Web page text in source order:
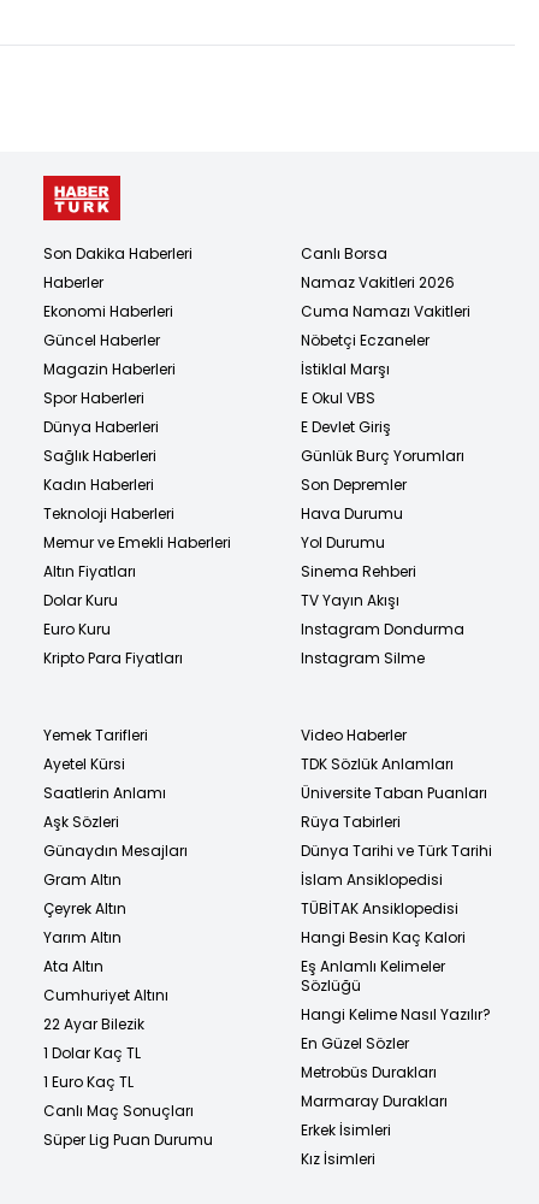
Son Dakika Haberleri
Haberler
Ekonomi Haberleri
Güncel Haberler
Magazin Haberleri
Spor Haberleri
Dünya Haberleri
Sağlık Haberleri
Kadın Haberleri
Teknoloji Haberleri
Memur ve Emekli Haberleri
Altın Fiyatları
Dolar Kuru
Euro Kuru
Kripto Para Fiyatları
Canlı Borsa
Namaz Vakitleri 2026
Cuma Namazı Vakitleri
Nöbetçi Eczaneler
İstiklal Marşı
E Okul VBS
E Devlet Giriş
Günlük Burç Yorumları
Son Depremler
Hava Durumu
Yol Durumu
Sinema Rehberi
TV Yayın Akışı
Instagram Dondurma
Instagram Silme
Yemek Tarifleri
Ayetel Kürsi
Saatlerin Anlamı
Aşk Sözleri
Günaydın Mesajları
Gram Altın
Çeyrek Altın
Yarım Altın
Ata Altın
Cumhuriyet Altını
22 Ayar Bilezik
1 Dolar Kaç TL
1 Euro Kaç TL
Canlı Maç Sonuçları
Süper Lig Puan Durumu
Video Haberler
TDK Sözlük Anlamları
Üniversite Taban Puanları
Rüya Tabirleri
Dünya Tarihi ve Türk Tarihi
İslam Ansiklopedisi
TÜBİTAK Ansiklopedisi
Hangi Besin Kaç Kalori
Eş Anlamlı Kelimeler
Sözlüğü
Hangi Kelime Nasıl Yazılır?
En Güzel Sözler
Metrobüs Durakları
Marmaray Durakları
Erkek İsimleri
Kız İsimleri